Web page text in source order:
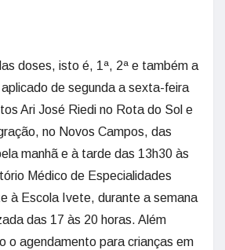
doses, isto é, 1ª, 2ª e também a
de segunda a sexta-feira
Ari José Riedi no Rota do Sol e
no Novos Campos, das
manhã e à tarde das 13h30 às
Médico de Especialidades
à Escola Ivete, durante a semana
das 17 às 20 horas. Além
o agendamento para crianças em